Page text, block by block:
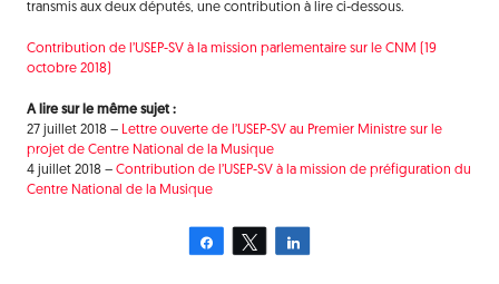
transmis aux deux députés, une contribution à lire ci-dessous.
Contribution de l’USEP-SV à la mission parlementaire sur le CNM (19
octobre 2018)
A lire sur le même sujet :
27 juillet 2018 – Lettre ouverte de l’USEP-SV au Premier Ministre sur le
projet de Centre National de la Musique
4 juillet 2018 – Contribution de l’USEP-SV à la mission de préfiguration du
Centre National de la Musique
Partagez Tweetez